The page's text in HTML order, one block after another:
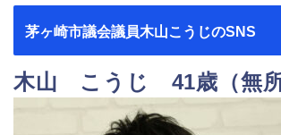
茅ヶ崎市議会議員木山こうじのSNS
木山 こうじ 41歳（無所